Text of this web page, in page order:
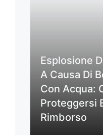
Esplosione
A Causa Di
Con Acqua:
Proteggersi
Rimborso